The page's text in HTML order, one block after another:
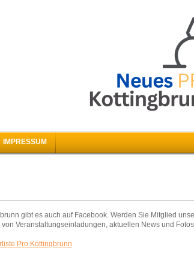
IMPRESSUM
gibt es auch auf Facebook. Werden Sie Mitglied
Veranstaltungseinladungen, aktuellen News und
Pro Kottingbrunn